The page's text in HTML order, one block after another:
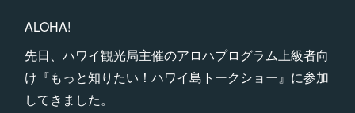
ALOHA!
先日、ハワイ観光局主催のアロハプログラム上級者向
け『もっと知りたい！ハワイ島トークショー』に参加
してきました。